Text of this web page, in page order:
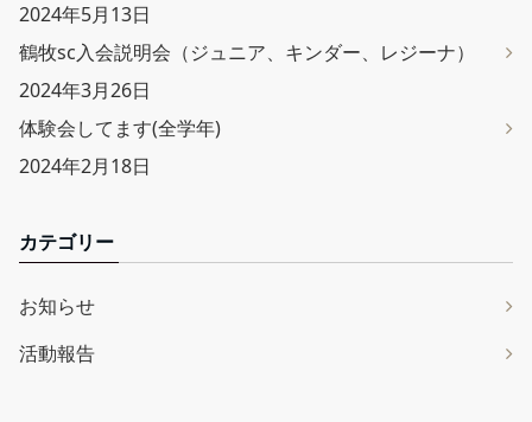
2024年5月13日
鶴牧sc入会説明会（ジュニア、キンダー、レジーナ）
2024年3月26日
体験会してます(全学年)
2024年2月18日
カテゴリー
お知らせ
活動報告